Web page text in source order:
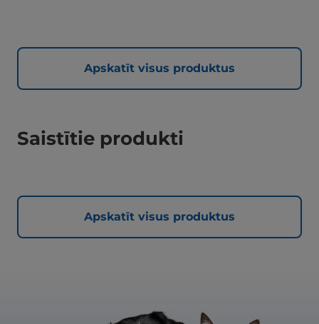
Apskatīt visus produktus
Saistītie produkti
Apskatīt visus produktus